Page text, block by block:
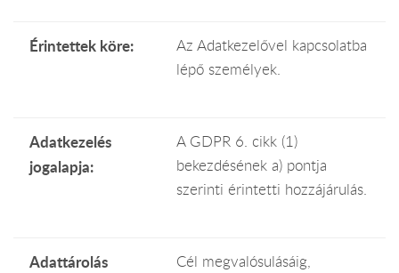
Érintettek köre:
Az Adatkezelővel kapcsolatba
lépő személyek.
Adatkezelés
jogalapja:
A GDPR 6. cikk (1)
bekezdésének a) pontja
szerinti érintetti hozzájárulás.
Adattárolás
Cél megvalósulásáig,